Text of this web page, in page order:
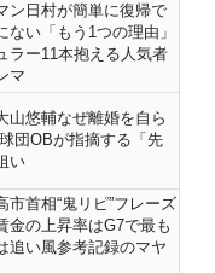
ン日村が簡単に復帰で
ない「もう1つの理由」
ラー11本抱える人気者
マ
山悠輔なぜ離婚を自ら
団OBが指摘する「先
い
市首相“鬼リピ”フレーズ
金の上昇率はG7で最も
追い風参考記録のマヤ